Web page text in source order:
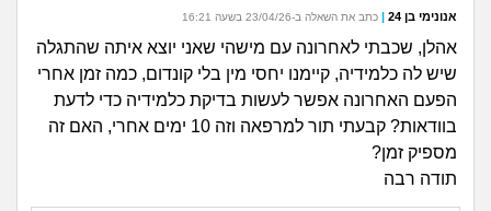
מה קורה כאן?
מתחם הטיפים
אנונימי בן 24 | כתב את השאלה ב-23/04/26 בשעה 16:21
אהלן, שכבתי לאחרונה עם מישהי שאני יוצא איתה שהתגלה
שיש לה כלמידיה, קיימנו יחסי מין בלי קונדום, כמה זמן אחרי
הפעם האחרונה אפשר לעשות בדיקת כלמידיה כדי לדעת
בוודאות? קבעתי תור למרפאה וזה 10 ימים אחרי, האם זה
מספיק זמן?
תודה רבה